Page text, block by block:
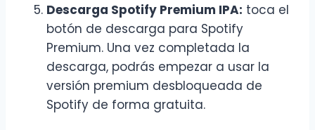
Descarga Spotify Premium IPA: toca el
botón de descarga para Spotify
Premium. Una vez completada la
descarga, podrás empezar a usar la
versión premium desbloqueada de
Spotify de forma gratuita.